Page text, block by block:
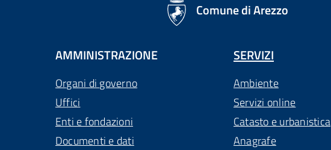
Comune di Arezzo
AMMINISTRAZIONE
Organi di governo
Uffici
Enti e fondazioni
Documenti e dati
SERVIZI
Ambiente
Servizi online
Catasto e urbanistica
Anagrafe